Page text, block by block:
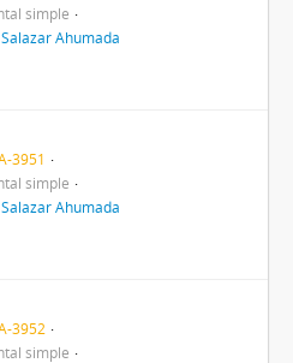
simple
Ahumada
3951
simple
Ahumada
3952
simple